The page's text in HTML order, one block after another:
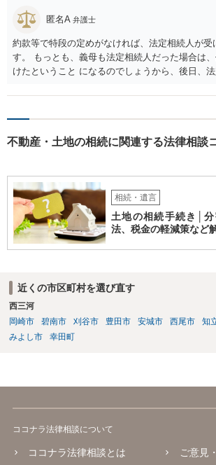
匿名A 弁護士
約款等で特段の定めがなければ、法定相続人が受
す。 もっとも、義母も法定相続人だった場合は
けたということ になるのでしょうから、後日、
不動産・土地の相続に関連する法律相談
相続・遺言
土地の相続手続き│
法、税金の軽減策など
近くの市区町村を選び直す
西三河
岡崎市
碧南市 刈谷市 豊田市 安城市 西尾市 知
みよし市
幸田町
ココナラ法律相談について
ココナラ法律相談とは
ご意見